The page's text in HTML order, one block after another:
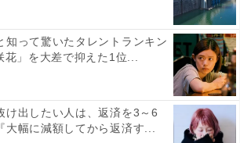
知って驚いたタレントランキン
」を大差で抑えた1位...
け出したい人は、返済を3～6
大幅に減額してから返済す...